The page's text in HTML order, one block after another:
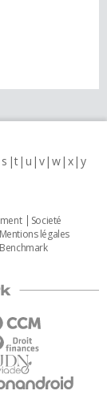
s t u v w x y
Societé
Mentions légales